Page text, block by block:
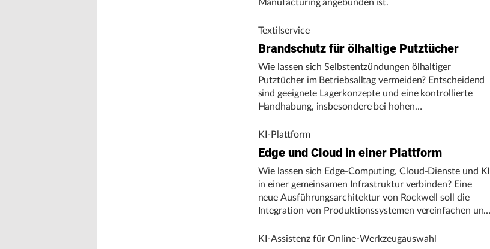
Manufacturing angebunden ist.
Textilservice
Brandschutz für ölhaltige Putztücher
Wie lassen sich Selbstentzündungen ölhaltiger
Putztücher im Betriebsalltag vermeiden? Entscheidend
sind geeignete Lagerkonzepte und eine kontrollierte
Handhabung, insbesondere bei hohen
KI-Plattform
Edge und Cloud in einer Plattform
Wie lassen sich Edge-Computing, Cloud-Dienste und KI
in einer gemeinsamen Infrastruktur verbinden? Eine
neue Ausführungsarchitektur von Rockwell soll die
Integration von Produktionssystemen vereinfachen und
KI-Assistenz für Online-Werkzeugauswahl